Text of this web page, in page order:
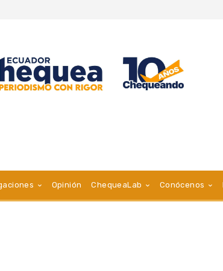
Opinión ChequeaLab Conócenos